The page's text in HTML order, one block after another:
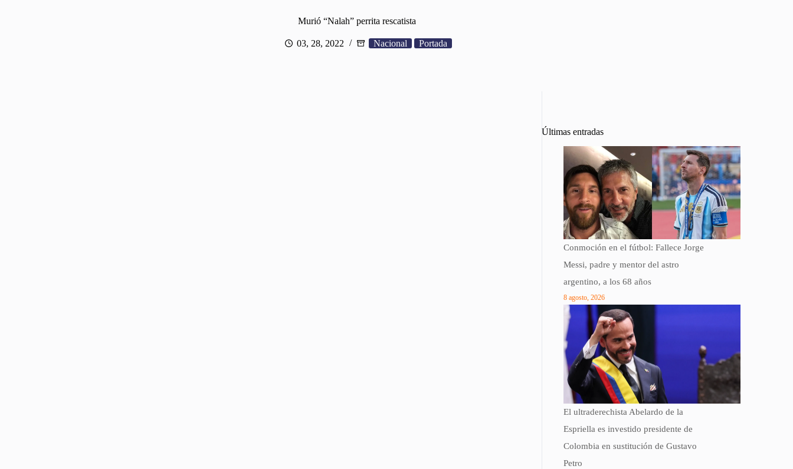
Murió “Nalah” perrita rescatista
03, 28, 2022 Nacional Portada
Últimas entradas
Conmoción en el fútbol: Fallece Jorge
Messi, padre y mentor del astro
argentino, a los 68 años
8 agosto, 2026
El ultraderechista Abelardo de la
Espriella es investido presidente de
Colombia en sustitución de Gustavo
Petro